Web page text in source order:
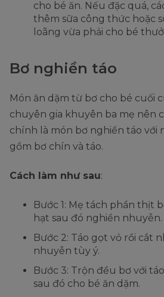
cho bé ăn. Nếu đặc quá,
thêm sữa công thức hoặc
loãng vừa phải cho bé
Bơ nghiền táo
Món ăn dặm từ bơ cho bé cuối
chuyên gia khuyên ba mẹ nên
chính là món bơ nghiền táo với
gồm bơ chín và táo.
Cách làm như sau:
Bước 1: Mẹ tách phần thịt
hạt sau đó nghiền nhuyễn.
Bước 2: Táo gọt vỏ rồi cắt
nhuyễn tùy ý.
Bước 3: Trộn đều bơ với
sau đó cho bé ăn dặm.